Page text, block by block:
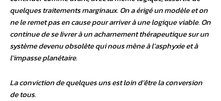
quelques traitements marginaux. On a érigé un modèle et on
ne le remet pas en cause pour arriver à une logique viable. On
continue de se livrer à un acharnement thérapeutique sur un
système devenu obsolète qui nous mène à l’asphyxie et à
l’impasse planétaire.
La conviction de quelques uns est loin d’être la conversion
de tous.